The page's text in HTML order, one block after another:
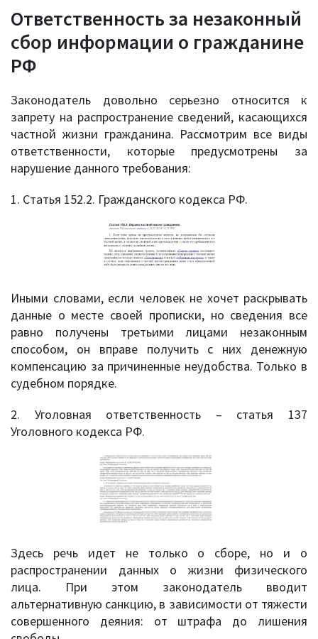
Ответственность за незаконный
сбор информации о гражданине
РФ
Законодатель довольно серьезно относится к
запрету на распространение сведений, касающихся
частной жизни гражданина. Рассмотрим все виды
ответственности, которые предусмотрены за
нарушение данного требования:
1. Статья 152.2. Гражданского кодекса РФ.
Иными словами, если человек не хочет раскрывать
данные о месте своей прописки, но сведения все
равно получены третьими лицами незаконным
способом, он вправе получить с них денежную
компенсацию за причиненные неудобства. Только в
судебном порядке.
2. Уголовная ответственность – статья 137
Уголовного кодекса РФ.
Здесь речь идет не только о сборе, но и о
распространении данных о жизни физического
лица. При этом законодатель вводит
альтернативную санкцию, в зависимости от тяжести
совершенного деяния: от штрафа до лишения